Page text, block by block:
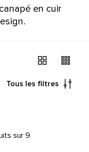
en cuir
Tous les filtres
sur 9